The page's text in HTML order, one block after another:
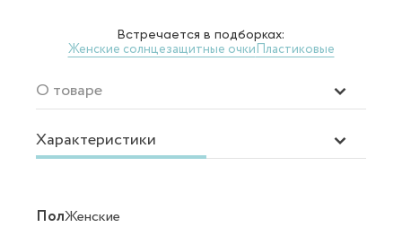
Встречается в подборках:
Женские солнцезащитные очкиПластиковые
О товаре
Характеристики
ПолЖенские